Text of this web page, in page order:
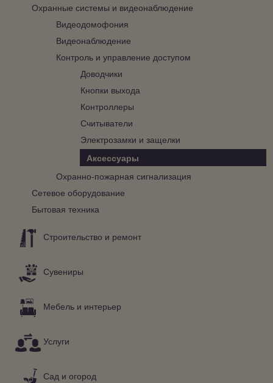
Охранные системы и видеонаблюдение
Видеодомофония
Видеонаблюдение
Контроль и управление доступом
Доводчики
Кнопки выхода
Контроллеры
Считыватели
Электрозамки и защелки
Аксессуары
Охранно-пожарная сигнализация
Сетевое оборудование
Бытовая техника
Строительство и ремонт
Сувениры
Мебель и интерьер
Услуги
Сад и огород